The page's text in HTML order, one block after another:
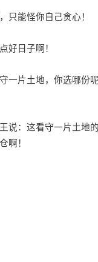
能怪你自己贪心！
好日子啊！
片土地，你选哪份
：这看守一片土地
啊！